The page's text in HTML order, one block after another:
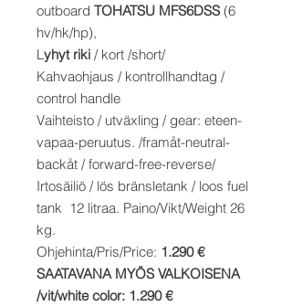
outboard TOHATSU MFS6DSS (6
hv/hk/hp),
L yhyt riki / kort /short/
Kahvaohjaus / kontrollhandtag /
control handle
Vaihteisto / utväxling / gear: eteen-
vapaa-peruutus. /framåt-neutral-
backåt / forward-free-reverse/
Irtosäiliö / lös bränsletank / loos fuel
tank 12 litraa. Paino/Vikt/Weight 26
kg.
Ohjehinta/Pris/Price: 1.290 €
SAATAVANA MYÖS VALKOISENA
/vit/white color: 1.290 €